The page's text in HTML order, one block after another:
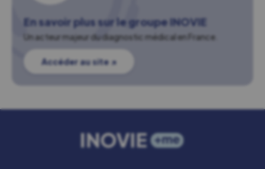
En savoir plus sur le groupe INOVIE
Un acteur majeur du diagnostic médical en France.
Accéder au site ↗